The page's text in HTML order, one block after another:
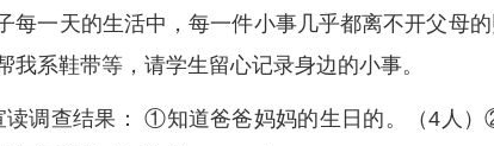
每一天的生活中，每一件小事几乎都离不开父母
我系鞋带等，请学生留心记录身边的小事。
读调查结果： ①知道爸爸妈妈的生日的。（4人